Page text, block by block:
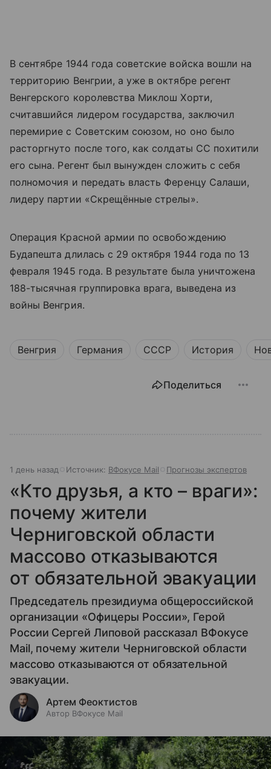
В сентябре 1944 года советские войска вошли на
территорию Венгрии, а уже в октябре регент
Венгерского королевства Миклош Хорти,
считавшийся лидером государства, заключил
перемирие с Советским союзом, но оно было
расторгнуто после того, как солдаты СС похитили
его сына. Регент был вынужден сложить с себя
полномочия и передать власть Ференцу Салаши,
лидеру партии «Скрещённые стрелы».
Операция Красной армии по освобождению
Будапешта длилась с 29 октября 1944 года по 13
февраля 1945 года. В результате была уничтожена
188-тысячная группировка врага, выведена из
войны Венгрия.
Венгрия Германия СССР История
Поделиться
1 день назад Источник: ВФокусе Mail Прогнозы экспертов
«Кто друзья, а кто – враги»:
почему жители
Черниговской области
массово отказываются
от обязательной эвакуации
Председатель президиума общероссийской
организации «Офицеры России», Герой
России Сергей Липовой рассказал ВФокусе
Mail, почему жители Черниговской области
массово отказываются от обязательной
эвакуации.
Артем Феоктистов
Автор ВФокусе Mail